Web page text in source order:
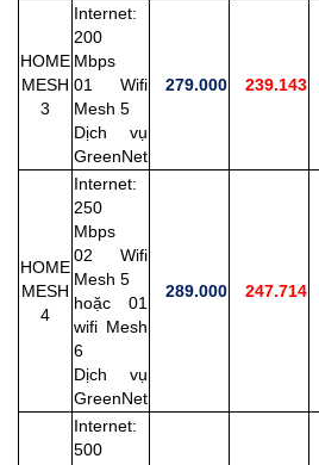
HOME
MESH
3
Internet:
200
Mbps
01 Wifi
Mesh 5
Dịch vụ
GreenNet
279.000 239.143
HOME
MESH
4
Internet:
250
Mbps
02 Wifi
Mesh 5
hoặc 01
wifi Mesh
6
Dịch vụ
GreenNet
289.000 247.714
Internet:
500